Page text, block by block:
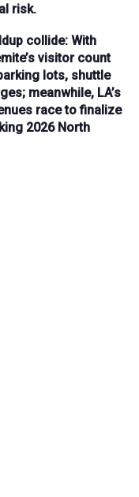
risk.
collide: With
visitor count
lots, shuttle
meanwhile, LA’s
race to finalize
2026 North